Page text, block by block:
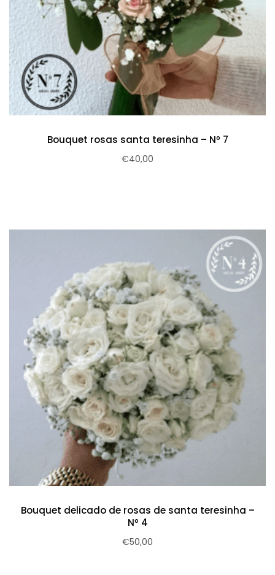
Bouquet rosas santa teresinha – Nº 7
€40,00
Bouquet delicado de rosas de santa teresinha –
Nº 4
€50,00